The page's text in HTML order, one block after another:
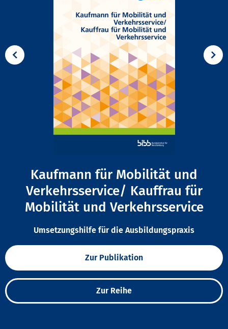
Kaufmann für Mobilität und
Verkehrsservice/ Kauffrau für
Mobilität und Verkehrsservice
Umsetzungshilfe für die Ausbildungspraxis
Zur Publikation
Zur Reihe